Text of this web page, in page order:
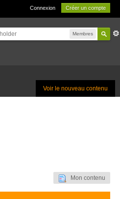
Connexion Créer un compte
Membres
Voir le nouveau contenu
Mon contenu